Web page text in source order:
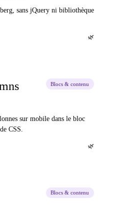
sans jQuery ni bibliothèque
🌿
Blocs & contenu
sur mobile dans le bloc
CSS.
🌿
Blocs & contenu